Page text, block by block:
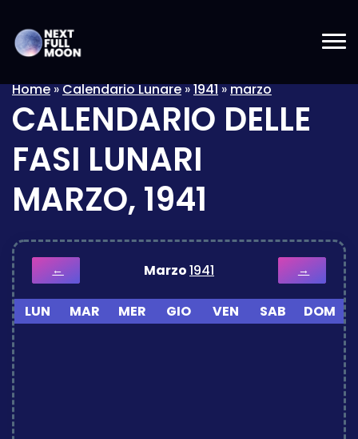
Home»Calendario Lunare»1941»marzo
CALENDARIO DELLE
FASI LUNARI
MARZO, 1941
← Marzo1941 →
LUN MAR MER GIO VEN SAB DOM